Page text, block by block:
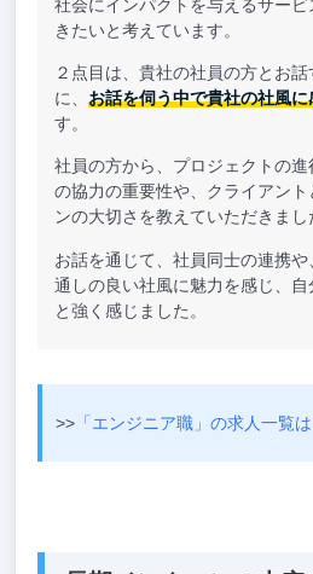
社会にインパクトを与えるサー
きたいと考えています。
２点目は、貴社の社員の方とお
に、お話を伺う中で貴社の社風
す。
社員の方から、プロジェクトの
の協力の重要性や、クライアント
ンの大切さを教えていただきまし
お話を通じて、社員同士の連携
通しの良い社風に魅力を感じ、
と強く感じました。
>> 「エンジニア職」の求人一覧